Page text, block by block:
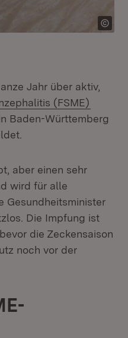
Jahr über aktiv,
(FSME)
Fenster)
Baden-Württemberg
aber einen sehr
wird für alle
Gesundheitsminister
Die Impfung ist
die Zeckensaison
noch vor der